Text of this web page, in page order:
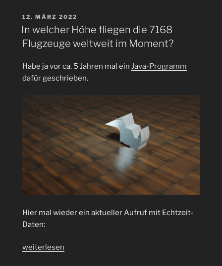
Mac
von
der
Kommandozeile
mit
system_profiler
VERÖFFENTLICHT
AM
12. MÄRZ 2022
In welcher Höhe fliegen die 7168
Flugzeuge weltweit im Moment?
Habe ja vor ca. 5 Jahren mal ein Java-Programm
dafür geschrieben.
Hier mal wieder ein aktueller Aufruf mit Echtzeit-
Daten:
„In
weiterlesen